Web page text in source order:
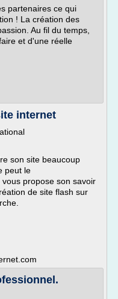
partenaires ce qui
! La création des
Au fil du temps,
et d'une réelle
internet
son site beaucoup
peut le
propose son savoir
de site flash sur